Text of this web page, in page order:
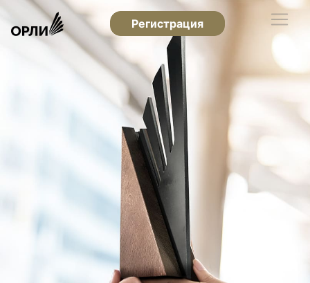
Регистрация